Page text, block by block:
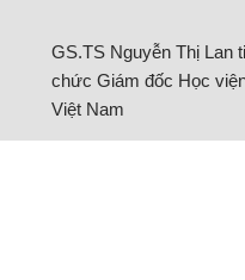
GS.TS Nguyễn Thị Lan
chức Giám đốc Học
Việt Nam